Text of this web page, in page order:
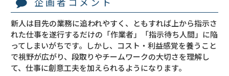
新人は目先の業務に追われやすく、ともすれば上から指示さ
れた仕事を遂行するだけの「作業者」「指示待ち人間」に陥
ってしまいがちです。しかし、コスト・利益感覚を養うこと
で視野が広がり、段取りやチームワークの大切さを理解し
て、仕事に創意工夫を加えられるようになります。